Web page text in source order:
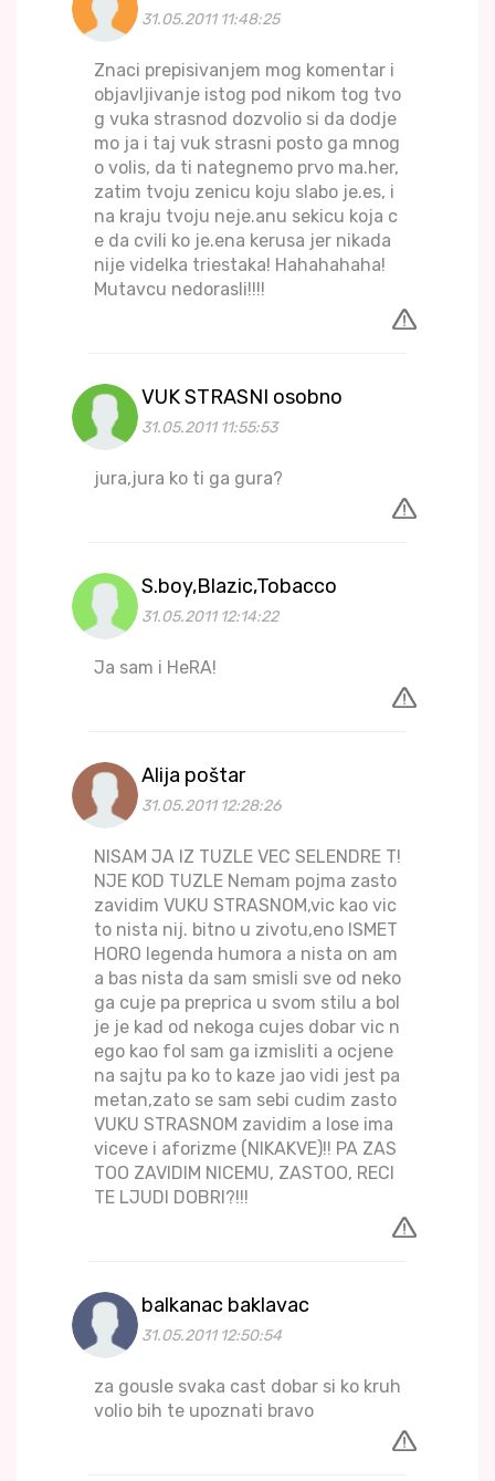
31.05.2011 11:48:25
Znaci prepisivanjem mog komentar i
objavljivanje istog pod nikom tog tvo
g vuka strasnod dozvolio si da dodje
mo ja i taj vuk strasni posto ga mnog
o volis, da ti nategnemo prvo ma.her,
zatim tvoju zenicu koju slabo je.es, i
na kraju tvoju neje.anu sekicu koja c
e da cvili ko je.ena kerusa jer nikada
nije videlka triestaka! Hahahahaha!
Mutavcu nedorasli!!!!
VUK STRASNI osobno
31.05.2011 11:55:53
jura,jura ko ti ga gura?
S.boy,Blazic,Tobacco
31.05.2011 12:14:22
Ja sam i HeRA!
Alija poštar
31.05.2011 12:28:26
NISAM JA IZ TUZLE VEC SELENDRE T!
NJE KOD TUZLE Nemam pojma zasto
zavidim VUKU STRASNOM,vic kao vic
to nista nij. bitno u zivotu,eno ISMET
HORO legenda humora a nista on am
a bas nista da sam smisli sve od neko
ga cuje pa preprica u svom stilu a bol
je je kad od nekoga cujes dobar vic n
ego kao fol sam ga izmisliti a ocjene
na sajtu pa ko to kaze jao vidi jest pa
metan,zato se sam sebi cudim zasto
VUKU STRASNOM zavidim a lose ima
viceve i aforizme (NIKAKVE)!! PA ZAS
TOO ZAVIDIM NICEMU, ZASTOO, RECI
TE LJUDI DOBRI?!!!
balkanac baklavac
31.05.2011 12:50:54
za gousle svaka cast dobar si ko kruh
volio bih te upoznati bravo